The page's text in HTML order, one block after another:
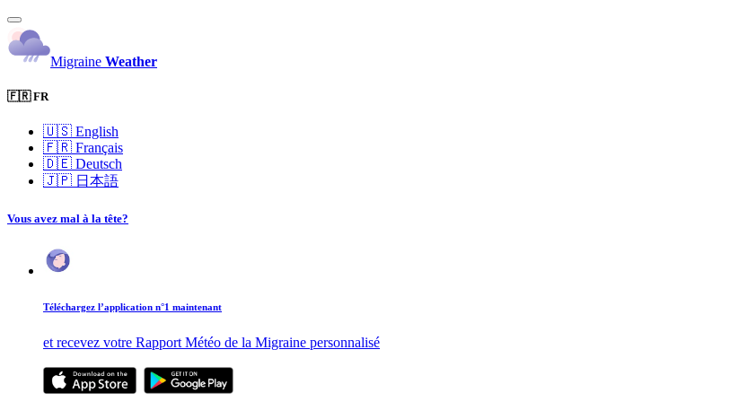
Migraine Weather
🇫🇷 FR
🇺🇸 English
🇫🇷 Français
🇩🇪 Deutsch
🇯🇵 日本語
Vous avez mal à la tête?
Téléchargez l’application n°1 maintenant
et recevez votre Rapport Météo de la Migraine personnalisé